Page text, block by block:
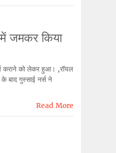
जमकर किया
कराने को लेकर हुआ। ,रॉयल
गुस्साई नर्स ने
Read More